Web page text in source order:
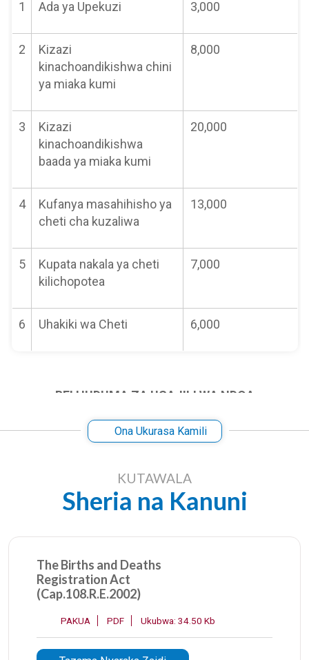
1 Ada ya Upekuzi 3,000
2
Kizazi
kinachoandikishwa chini
ya miaka kumi
8,000
3
Kizazi
kinachoandikishwa
baada ya miaka kumi
20,000
4
Kufanya masahihisho ya
cheti cha kuzaliwa
13,000
5
Kupata nakala ya cheti
kilichopotea
7,000
6 Uhakiki wa Cheti 6,000
BEI HUDUMA ZA USAJILI WA NDOA
Cheti cha Ndoa cha
40,000/=
Cheti cha Ndoa
ambayo haijawahi
kuandikishwa
(Subsisting Marriage)
Ona Ukurasa Kamili
KUTAWALA
Sheria na Kanuni
The Births and Deaths
Registration Act
(Cap.108.R.E.2002)
PAKUA PDF Ukubwa: 34.50 Kb